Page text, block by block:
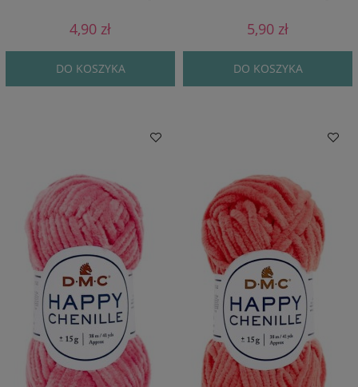
4,90 zł
DO KOSZYKA
5,90 zł
DO KOSZYKA